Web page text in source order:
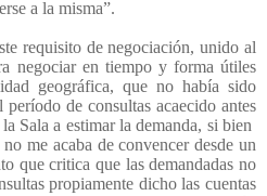
a la misma”.
requisito de negociación, unido al
negociar en tiempo y forma útiles
geográfica, que no había sido
de consultas acaecido antes
Sala a estimar la demanda, si bien
me acaba de convencer desde un
que critica que las demandadas no
propiamente dicho las cuentas